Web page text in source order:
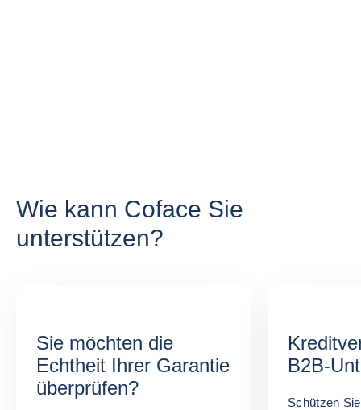
Wie kann Coface Sie
unterstützen?
Sie möchten die
Echtheit Ihrer Garantie
überprüfen?
B2B-
Schützen